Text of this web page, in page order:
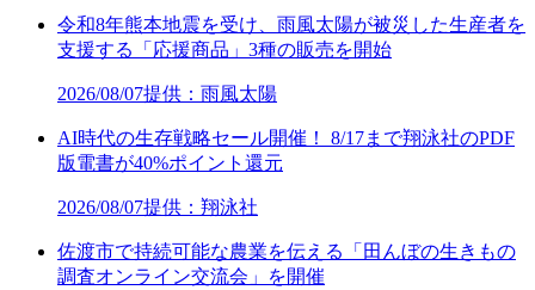
令和8年熊本地震を受け、雨風太陽が被災した生産者を
支援する「応援商品」3種の販売を開始
2026/08/07提供：雨風太陽
AI時代の生存戦略セール開催！ 8/17まで翔泳社のPDF
版電書が40%ポイント還元
2026/08/07提供：翔泳社
佐渡市で持続可能な農業を伝える「田んぼの生きもの
調査オンライン交流会」を開催